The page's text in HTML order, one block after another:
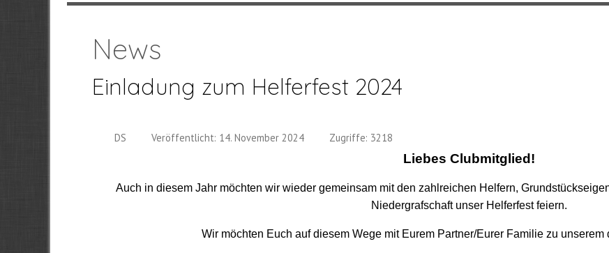
News
Einladung zum Helferfest 2024
DS Veröffentlicht: 14. November 2024 Zugriffe: 3218
Liebes Clubmitglied!
Auch in diesem Jahr möchten wir wieder gemeinsam mit den zahlreichen Helfern,
Niedergrafschaft unser Helferfest feiern.
Wir möchten Euch auf diesem Wege mit Eurem Partner/Eurer Familie zu unserem